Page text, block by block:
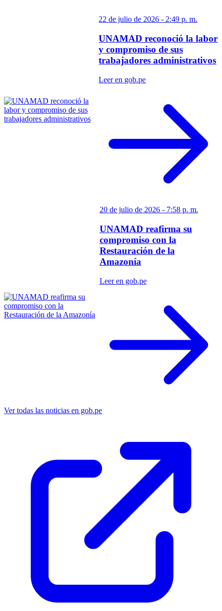
22 de julio de 2026 - 2:49 p. m.
UNAMAD reconoció la labor
y compromiso de sus
trabajadores administrativos
Leer en gob.pe
20 de julio de 2026 - 7:58 p. m.
UNAMAD reafirma su
compromiso con la
Restauración de la
Amazonía
Leer en gob.pe
Ver todas las noticias en gob.pe